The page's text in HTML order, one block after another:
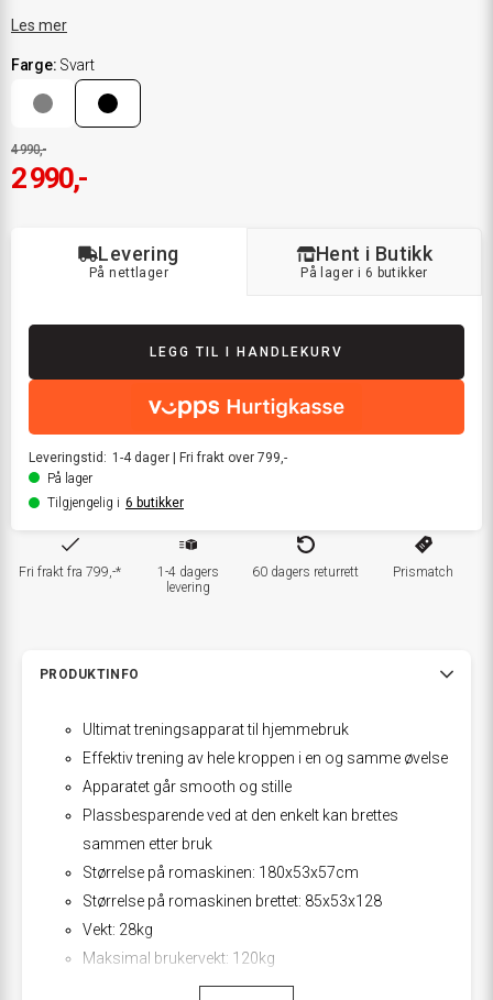
Les mer
Farge: Svart
4 990,-
2 990,-
Levering
På nettlager
LEGG TIL I HANDLEKURV
Leveringstid: 1-4 dager
Fri frakt over 799,-
På lager
Tilgjengelig i 6 butikker
Hent i Butikk
På lager i 6 butikker
Fri frakt fra 799,-*
1-4 dagers
levering
60 dagers returrett Prismatch
PRODUKTINFO
Ultimat treningsapparat til hjemmebruk
Effektiv trening av hele kroppen i en og samme øvelse
Apparatet går smooth og stille
Plassbesparende ved at den enkelt kan brettes
sammen etter bruk
Størrelse på romaskinen: 180x53x57cm
Størrelse på romaskinen brettet: 85x53x128
Vekt: 28kg
Maksimal brukervekt: 120kg